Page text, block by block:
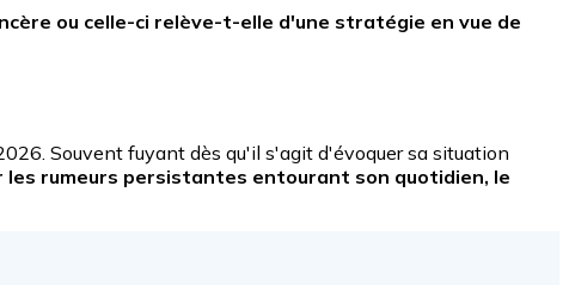
ou celle-ci relève-t-elle d'une stratégie en vue de
Souvent fuyant dès qu'il s'agit d'évoquer sa situation
les rumeurs persistantes entourant son quotidien, le